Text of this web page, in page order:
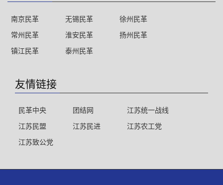
南京民革 无锡民革
徐州民革
常州民革
淮安民革
扬州民革
镇江民革
泰州民革
友情链接
民革中央 团结网
江苏统一战线
江苏民盟
江苏民进
江苏农工党
江苏致公党